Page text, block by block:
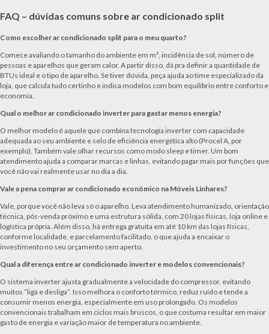
FAQ – dúvidas comuns sobre ar condicionado split
Como escolher ar condicionado split para o meu quarto?
Comece avaliando o tamanho do ambiente em m², incidência de sol, número de
pessoas e aparelhos que geram calor. A partir disso, dá pra definir a quantidade de
BTUs ideal e o tipo de aparelho. Se tiver dúvida, peça ajuda ao time especializado da
loja, que calcula tudo certinho e indica modelos com bom equilíbrio entre conforto e
economia.
Qual o melhor ar condicionado inverter para gastar menos energia?
O melhor modelo é aquele que combina tecnologia inverter com capacidade
adequada ao seu ambiente e selo de eficiência energética alto (Procel A, por
exemplo). Também vale olhar recursos como modo sleep e timer. Um bom
atendimento ajuda a comparar marcas e linhas, evitando pagar mais por funções que
você não vai realmente usar no dia a dia.
Vale a pena comprar ar condicionado econômico na Móveis Linhares?
Vale, porque você não leva só o aparelho. Leva atendimento humanizado, orientação
técnica, pós-venda próximo e uma estrutura sólida, com 20 lojas físicas, loja online e
logística própria. Além disso, há entrega gratuita em até 10 km das lojas físicas,
conforme localidade, e parcelamento facilitado, o que ajuda a encaixar o
investimento no seu orçamento sem aperto.
Qual a diferença entre ar condicionado inverter e modelos convencionais?
O sistema inverter ajusta gradualmente a velocidade do compressor, evitando
muitos “liga e desliga”. Isso melhora o conforto térmico, reduz ruído e tende a
consumir menos energia, especialmente em uso prolongado. Os modelos
convencionais trabalham em ciclos mais bruscos, o que costuma resultar em maior
gasto de energia e variação maior de temperatura no ambiente.